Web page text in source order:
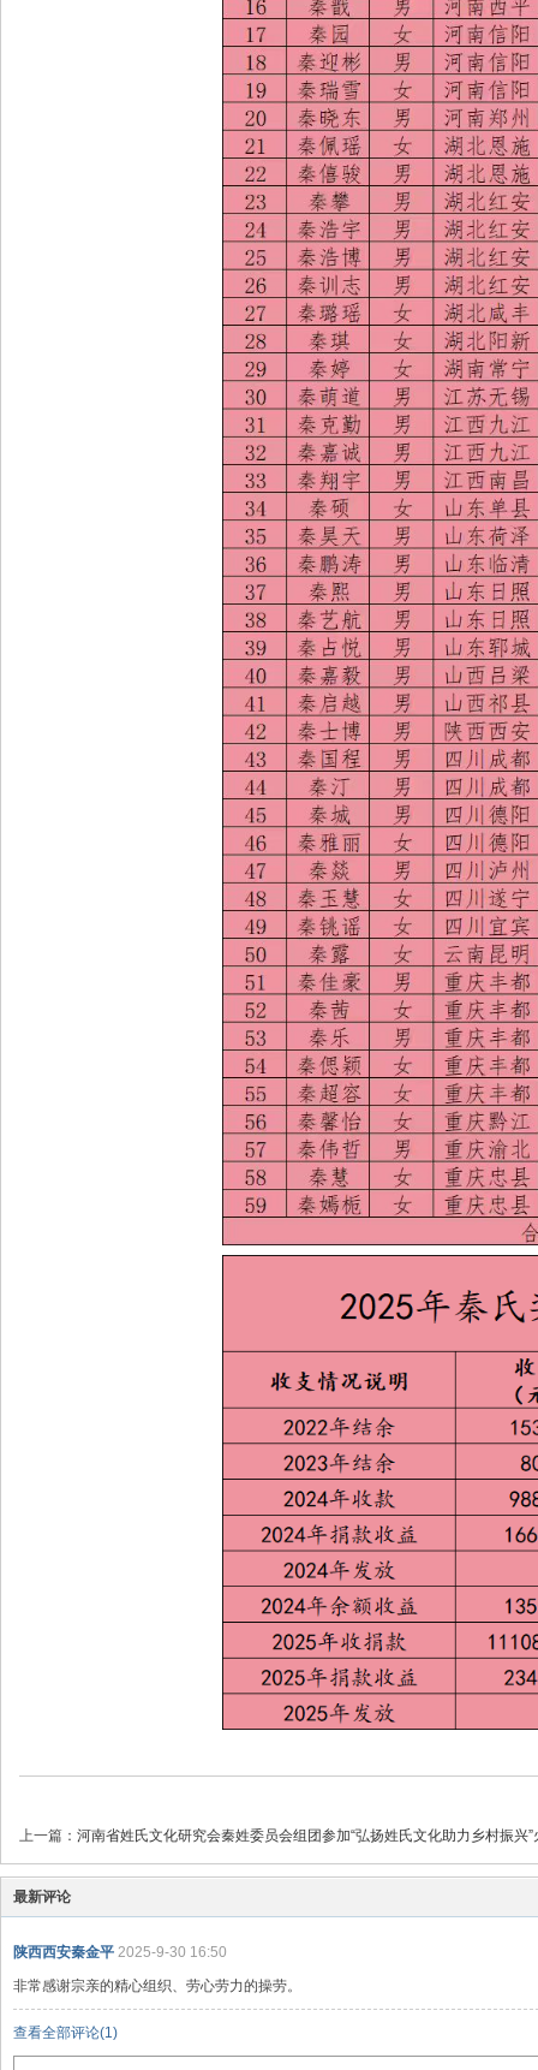
上一篇： 河南省姓氏文化研究会秦姓委员会组团参加“弘扬姓氏文化助力乡村振兴”
最新评论
陕西西安秦金平 2025-9-30 16:50
非常感谢宗亲的精心组织、劳心劳力的操劳。
查看全部评论(1)